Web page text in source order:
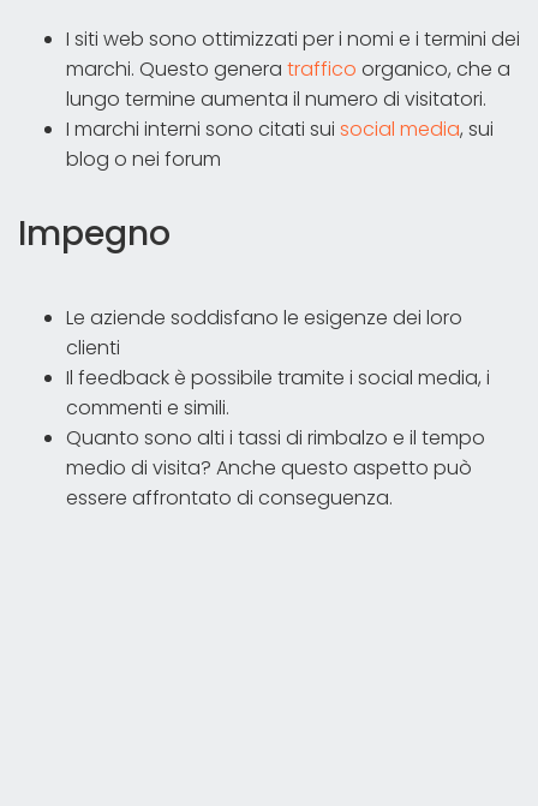
I siti web sono ottimizzati per i nomi e i termini dei
marchi. Questo genera traffico organico, che a
lungo termine aumenta il numero di visitatori.
I marchi interni sono citati sui social media, sui
blog o nei forum
Impegno
Le aziende soddisfano le esigenze dei loro
clienti
Il feedback è possibile tramite i social media, i
commenti e simili.
Quanto sono alti i tassi di rimbalzo e il tempo
medio di visita? Anche questo aspetto può
essere affrontato di conseguenza.